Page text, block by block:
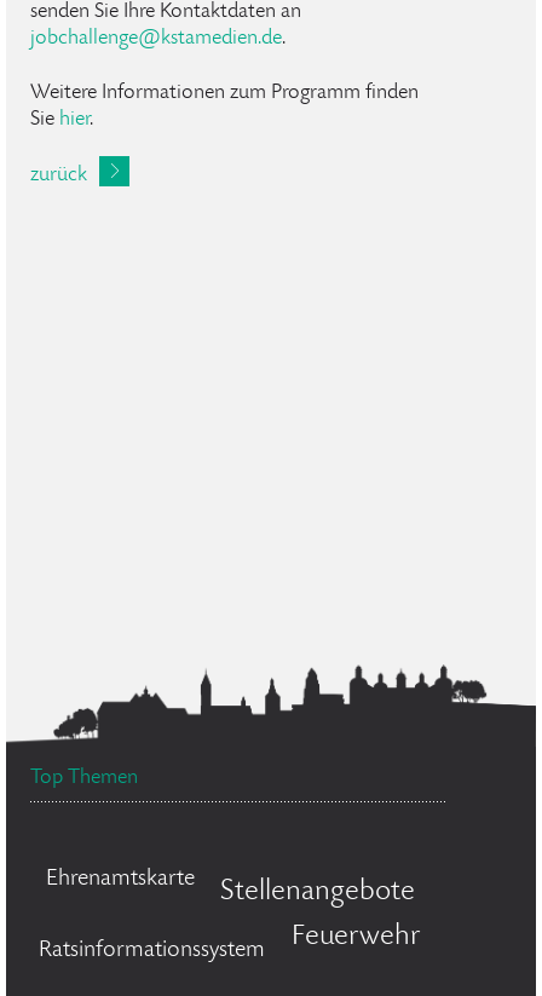
senden Sie Ihre Kontaktdaten an
jobchallenge@kstamedien.de.
Weitere Informationen zum Programm finden
Sie hier.
zurück
Top Themen
Ehrenamtskarte Stellenangebote
Ratsinformationssystem Feuerwehr